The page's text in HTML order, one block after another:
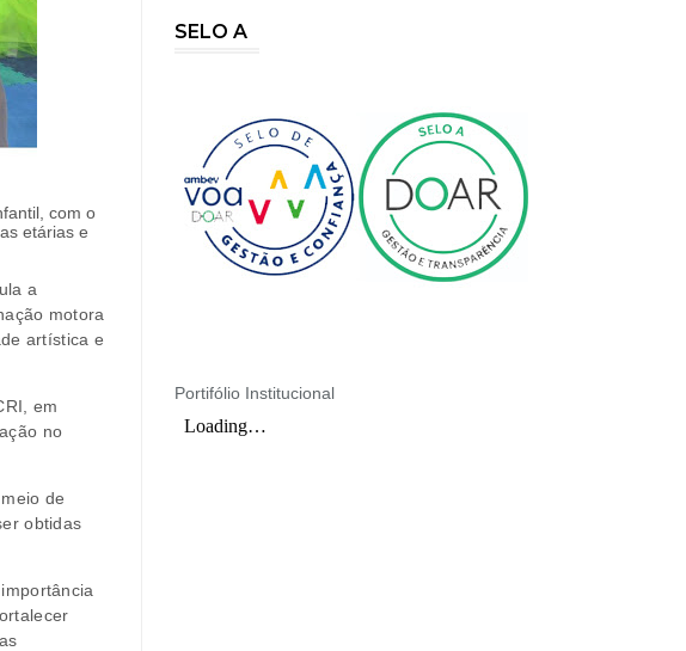
com o
etárias e
a
motora
artística e
em
no
de
obtidas
SELO A
Portifólio Institucional